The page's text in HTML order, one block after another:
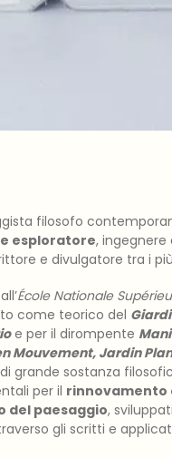
filosofo
esploratore,
e divulgatore tra i
École Nationale
come teorico del
e per il dirompente
Mouvement, Jardin
grande sostanza
per il rinnovamento
del paesaggio,
gli scritti e